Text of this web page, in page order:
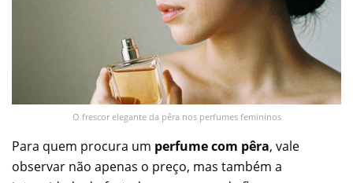
O frescor elegante da pêra nos perfumes femininos
Para quem procura um perfume com pêra, vale
observar não apenas o preço, mas também a